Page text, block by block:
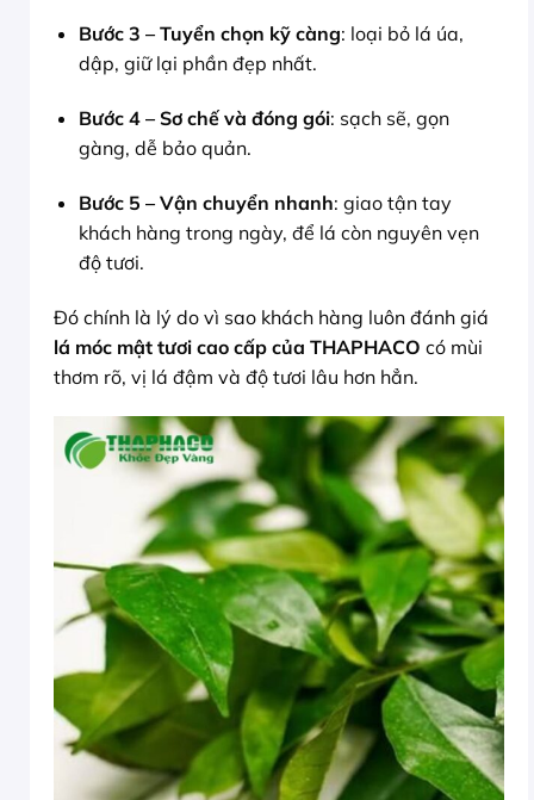
Bước 3 – Tuyển chọn kỹ càng: loại bỏ lá úa,
dập, giữ lại phần đẹp nhất.
Bước 4 – Sơ chế và đóng gói: sạch sẽ, gọn
gàng, dễ bảo quản.
Bước 5 – Vận chuyển nhanh: giao tận tay
khách hàng trong ngày, để lá còn nguyên vẹn
độ tươi.
Đó chính là lý do vì sao khách hàng luôn đánh giá
lá móc mật tươi cao cấp của THAPHACO có mùi
thơm rõ, vị lá đậm và độ tươi lâu hơn hẳn.